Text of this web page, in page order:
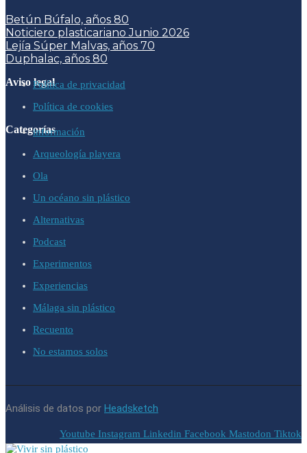
Betún Búfalo, años 80
Noticiero plasticariano Junio 2026
Lejía Súper Malvas, años 70
Duphalac, años 80
Aviso legalPolítica de privacidad
Política de cookies
Categoríasinformación
Arqueología playera
Ola
Un océano sin plástico
Alternativas
Podcast
Experimentos
Experiencias
Málaga sin plástico
Recuento
No estamos solos
Análisis de datos por Headsketch
Youtube Instagram Linkedin Facebook Mastodon Tiktok